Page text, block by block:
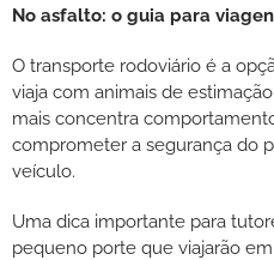
No asfalto: o guia para
O transporte rodoviário é a
viaja com animais de
mais concentra
comprometer a segurança do
veículo.
Uma dica importante para
pequeno porte que viajarão